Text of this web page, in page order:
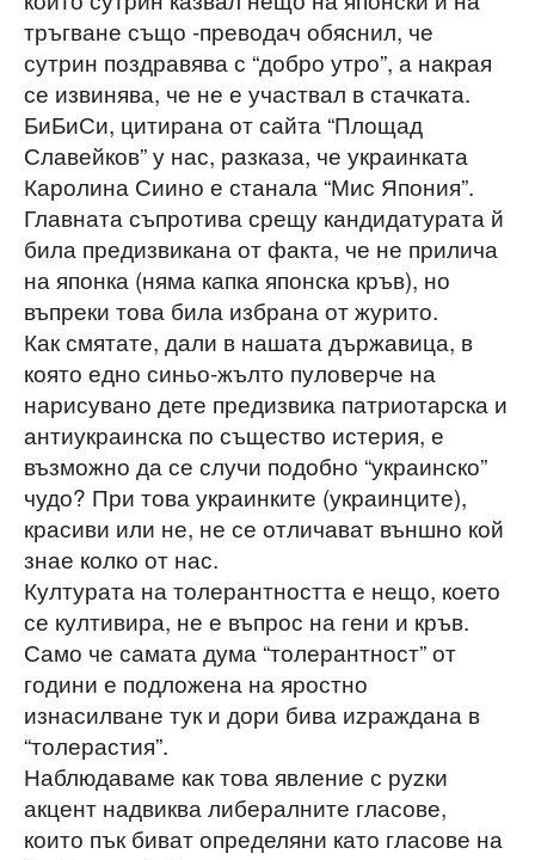
тръгване също -преводач обяснил, че
сутрин поздравява с “добро утро”, а накрая
се извинява, че не е участвал в стачката.
БиБиСи, цитирана от сайта “Площад
Славейков” у нас, разказа, че украинката
Каролина Сиино е станала “Мис Япония”.
Главната съпротива срещу кандидатурата й
била предизвикана от факта, че не прилича
на японка (няма капка японска кръв), но
въпреки това била избрана от журито.
Как смятате, дали в нашата държавица, в
която едно синьо-жълто пуловерче на
нарисувано дете предизвика патриотарска и
антиукраинска по същество истерия, е
възможно да се случи подобно “украинско”
чудо? При това украинките (украинците),
красиви или не, не се отличават външно кой
знае колко от нас.
Културата на толерантността е нещо, което
се култивира, не е въпрос на гени и кръв.
Само че самата дума “толерантност” от
години е подложена на яростно
изнасилване тук и дори бива иzраждана в
“толерастия”.
Наблюдаваме как това явление с руzки
акцент надвиква либералните гласове,
които пък биват определяни като гласове на